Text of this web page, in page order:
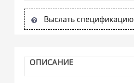
Выслать спецификацию
ОПИСАНИЕ